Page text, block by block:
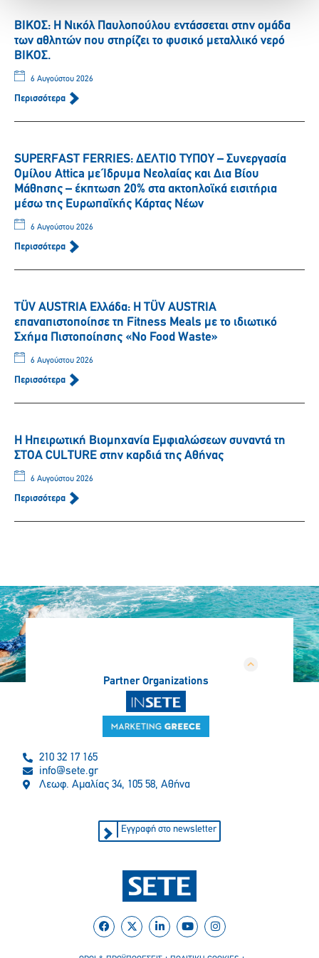
ΒΙΚΟΣ: Η Νικόλ Παυλοπούλου εντάσσεται στην ομάδα
των αθλητών που στηρίζει το φυσικό μεταλλικό νερό
ΒΙΚΟΣ.
6 Αυγούστου 2026
Περισσότερα
SUPERFAST FERRIES: ΔΕΛΤΙΟ ΤΥΠΟΥ – Συνεργασία
Ομίλου Attica με Ίδρυμα Νεολαίας και Δια Βίου
Μάθησης – έκπτωση 20% στα ακτοπλοϊκά εισιτήρια
μέσω της Ευρωπαϊκής Κάρτας Νέων
6 Αυγούστου 2026
Περισσότερα
TÜV AUSTRIA Ελλάδα: Η TÜV AUSTRIA
επαναπιστοποίησε τη Fitness Meals με το ιδιωτικό
Σχήμα Πιστοποίησης «No Food Waste»
6 Αυγούστου 2026
Περισσότερα
Η Ηπειρωτική Βιομηχανία Εμφιαλώσεων συναντά τη
ΣΤΟΑ CULTURE στην καρδιά της Αθήνας
6 Αυγούστου 2026
Περισσότερα
Partner Organizations
210 32 17 165
info@sete.gr
Λεωφ. Αμαλίας 34, 105 58, Αθήνα
Εγγραφή στο newsletter